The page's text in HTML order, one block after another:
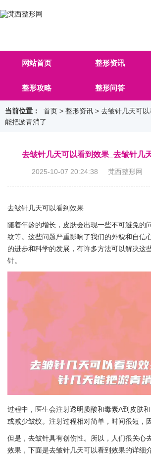
网站首页 整形资讯
整形攻略 整形问答
当前位置： 首页 > 整形资讯 > 去皱针几天可
能把淤青消了
去皱针几天可以看到效果_去皱针几
2025-10-07 20:24:38 梵西整形网
去皱针几天可以看到效果
随着年龄的增长，皮肤会出现一些不可避免的
纹等。这些问题严重影响了我们的外貌和自信
的进步和科学的发展，有许多方法可以解决这
针。
过程中，医生会注射透明质酸和毒素A到皮肤
或减少皱纹。注射过程相对简单，时间很短，
但是，去皱针具有创伤性。所以，人们很关心
效果，下面是去皱针几天可以看到效果的详细介